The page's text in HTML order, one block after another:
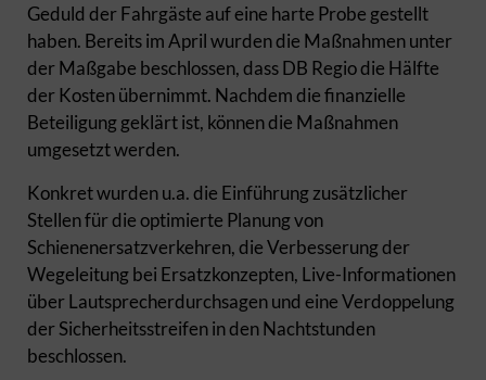
Geduld der Fahrgäste auf eine harte Probe gestellt
haben. Bereits im April wurden die Maßnahmen unter
der Maßgabe beschlossen, dass DB Regio die Hälfte
der Kosten übernimmt. Nachdem die finanzielle
Beteiligung geklärt ist, können die Maßnahmen
umgesetzt werden.
Konkret wurden u.a. die Einführung zusätzlicher
Stellen für die optimierte Planung von
Schienenersatzverkehren, die Verbesserung der
Wegeleitung bei Ersatzkonzepten, Live-Informationen
über Lautsprecherdurchsagen und eine Verdoppelung
der Sicherheitsstreifen in den Nachtstunden
beschlossen.